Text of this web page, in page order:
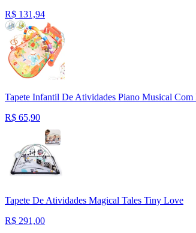
R$ 131,94
Tapete Infantil De Atividades Piano Musical
R$ 65,90
Tapete De Atividades Magical Tales Tiny Love
R$ 291,00